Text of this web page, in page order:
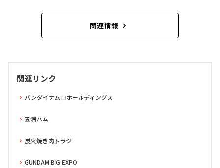
関連情報
関連リンク
バンダイナムコホールディングス
五浦ハム
炭火焼き肉トラジ
GUNDAM BIG EXPO